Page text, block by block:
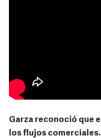
Garza reconoció que
los flujos comerciales.